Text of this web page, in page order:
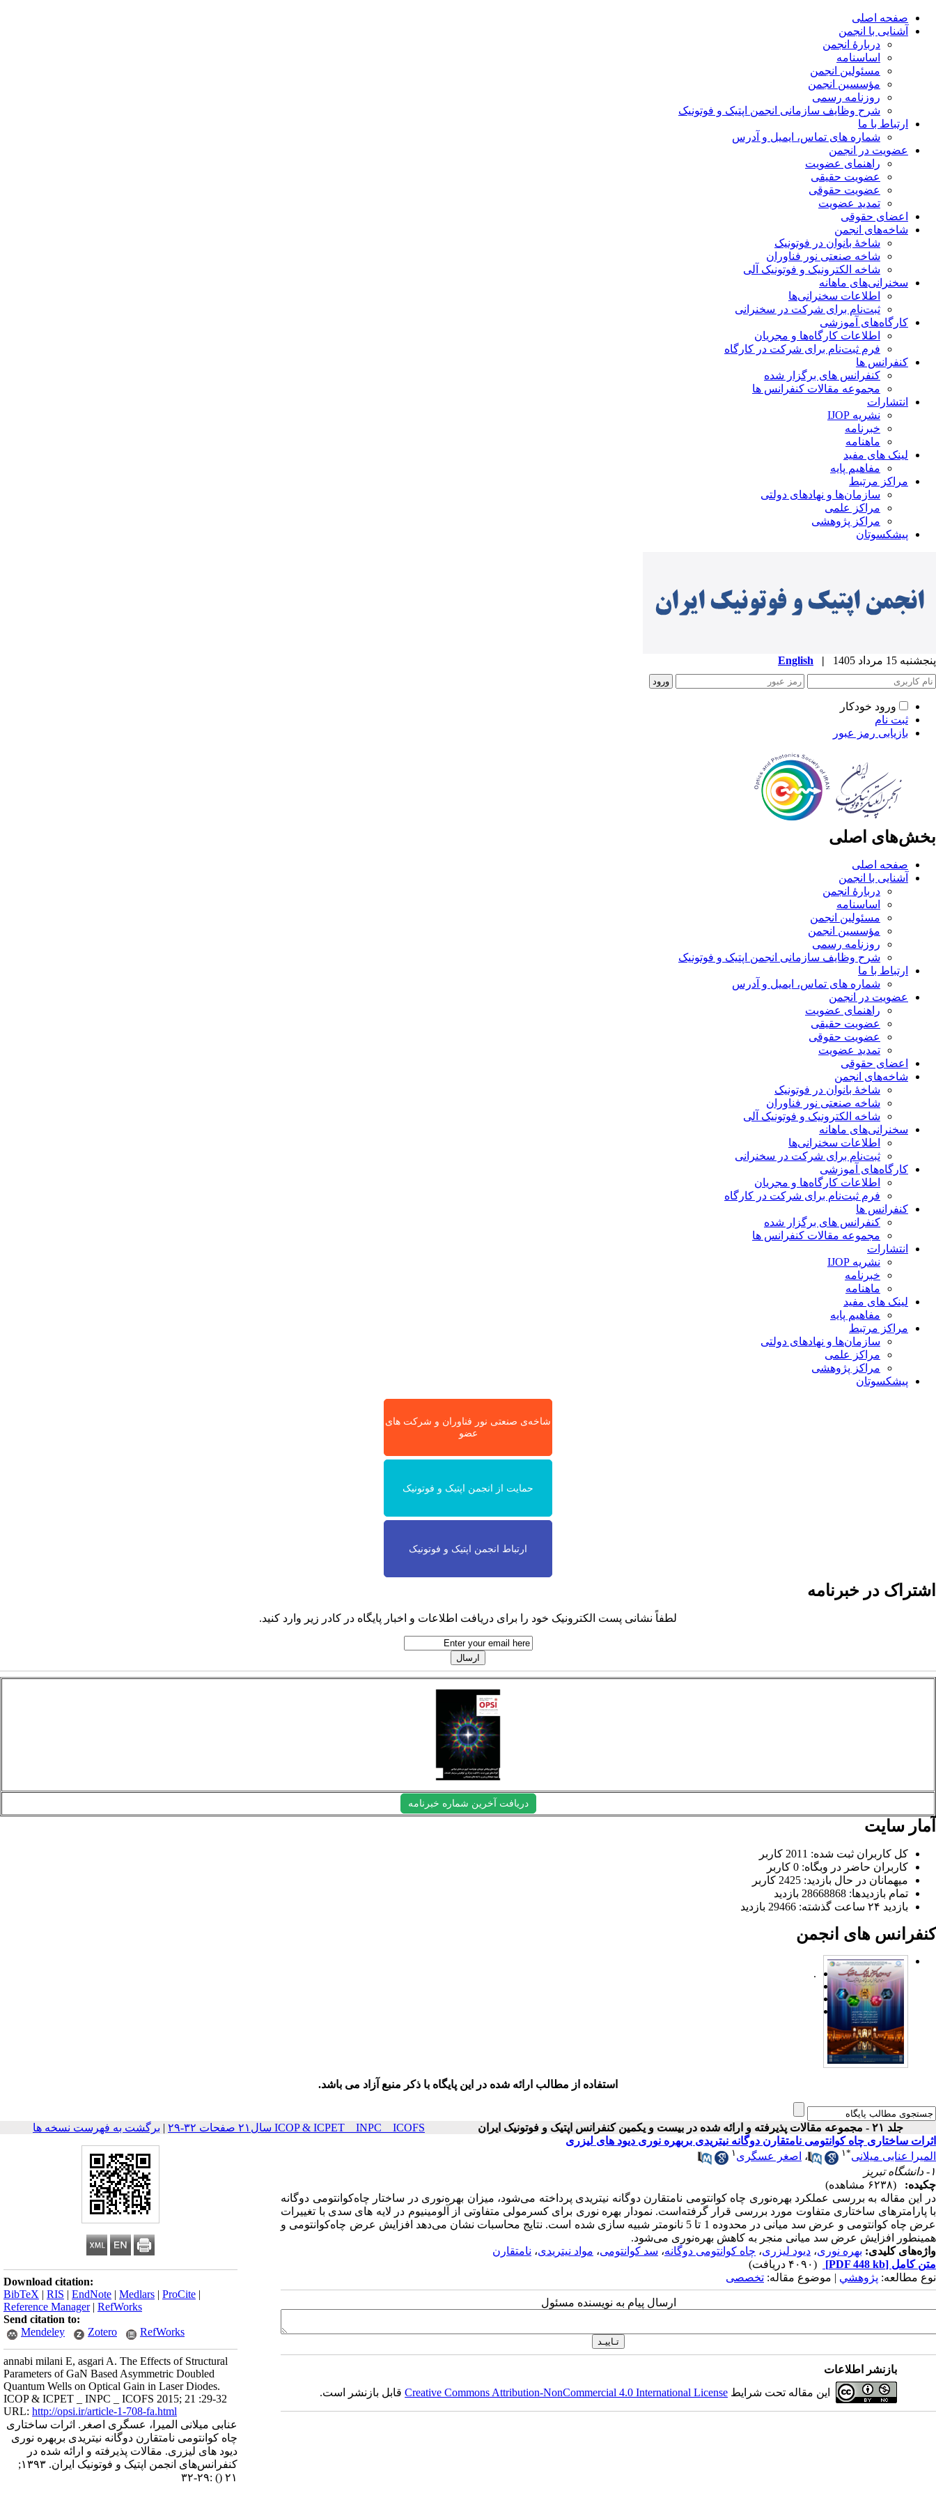
صفحه اصلی
آشنایی با انجمن
دربارۀ انجمن
اساسنامه
مسئولین انجمن
مؤسسین انجمن
روزنامه رسمی
شرح وظایف سازمانی انجمن اپتیک و فوتونیک
ارتباط با ما
شماره های تماس، ایمیل و آدرس
عضویت در انجمن
راهنمای عضویت
عضویت حقیقی
عضویت حقوقی
تمدید عضویت
اعضای حقوقی
شاخه‌های انجمن
شاخۀ بانوان در فوتونیک
شاخه صنعتی نور فناوران
شاخه‌ الکترونیک و فوتونیک آلی
سخنرانی‌های ماهانه
اطلاعات سخنرانی‌‌ها
ثبت‌نام برای شرکت در سخنرانی
کارگاه‌های آموزشی
اطلاعات کارگاه‌ها و مجریان
فرم ثبت‌نام برای شرکت در کارگاه
کنفرانس ها
کنفرانس های برگزار شده
مجموعه مقالات کنفرانس ها
انتشارات
نشریه IJOP
خبرنامه
ماهنامه
لینک های مفید
مفاهیم پایه
مراکز مرتبط
سازمان‌ها و نهادهای دولتی
مراکز علمی
مراکز پژوهشی
پیشکسوتان
پنجشنبه 15 مرداد 1405 |
English
ورود خودکار
ثبت نام
بازیابی رمز عبور
بخش‌های اصلی
صفحه اصلی
آشنایی با انجمن
دربارۀ انجمن
اساسنامه
مسئولین انجمن
مؤسسین انجمن
روزنامه رسمی
شرح وظایف سازمانی انجمن اپتیک و فوتونیک
ارتباط با ما
شماره های تماس، ایمیل و آدرس
عضویت در انجمن
راهنمای عضویت
عضویت حقیقی
عضویت حقوقی
تمدید عضویت
اعضای حقوقی
شاخه‌های انجمن
شاخۀ بانوان در فوتونیک
شاخه صنعتی نور فناوران
شاخه‌ الکترونیک و فوتونیک آلی
سخنرانی‌های ماهانه
اطلاعات سخنرانی‌‌ها
ثبت‌نام برای شرکت در سخنرانی
کارگاه‌های آموزشی
اطلاعات کارگاه‌ها و مجریان
فرم ثبت‌نام برای شرکت در کارگاه
کنفرانس ها
کنفرانس های برگزار شده
مجموعه مقالات کنفرانس ها
انتشارات
نشریه IJOP
خبرنامه
ماهنامه
لینک های مفید
مفاهیم پایه
مراکز مرتبط
سازمان‌ها و نهادهای دولتی
مراکز علمی
مراکز پژوهشی
پیشکسوتان
شاخه‌ی صنعتی نور فناوران و شرکت های
عضو
حمایت از انجمن اپتیک و فوتونیک
ارتباط انجمن اپتیک و فوتونیک
اشتراک در خبرنامه
لطفاً نشانی پست الکترونیک خود را برای دریافت اطلاعات و اخبار پایگاه در کادر زیر وارد کنید.
دریافت آخرین شماره خبرنامه
آمار سایت
کل کاربران ثبت شده: 2011 کاربر
کاربران حاضر در وبگاه: 0 کاربر
میهمانان در حال بازدید: 2425 کاربر
تمام بازدید‌ها: 28668868 بازدید
بازدید ۲۴ ساعت گذشته: 29466 بازدید
کنفرانس های انجمن
.
استفاده از مطالب ارائه شده در این پایگاه با ذکر منبع آزاد می باشد.
جلد ۲۱ - مجموعه مقالات پذیرفته و ارائه شده در بیست و یکمین کنفرانس اپتیک و فوتونیک ایران ICOP & ICPET _ INPC _ ICOFS سال۲۱ صفحات ۳۲-۲۹ | برگشت به فهرست نسخه ها
Download citation:
BibTeX | RIS | EndNote | Medlars | ProCite |
Reference Manager| RefWorks
Send citation to:
Mendeley
Zotero RefWorks
annabi milani E, asgari A. The Effects of Structural
Parameters of GaN Based Asymmetric Doubled
Quantum Wells on Optical Gain in Laser Diodes.
ICOP & ICPET _ INPC _ ICOFS 2015; 21 :29-32
URL: http://opsi.ir/article-1-708-fa.html
عنابی میلانی المیرا، عسگری اصغر. اثرات ساختاری
چاه کوانتومی نامتقارن دوگانه نیتریدی بربهره نوری
دیود های لیزری. مقالات پذیرفته و ارائه شده در
کنفرانس‌های انجمن اپتیک و فوتونیک ایران. ۱۳۹۳;
۲۱ () :۲۹-۳۲
اثرات ساختاری چاه کوانتومی نامتقارن دوگانه نیتریدی بربهره نوری دیود های لیزری
المیرا عنابی میلانی*۱ ، اصغر عسگری ۱
۱- دانشگاه تبریز
چکیده:
(۶۲۳۸ مشاهده)
در این مقاله به بررسی عملکرد بهره‌نوری چاه کوانتومی نامتقارن دوگانه نیتریدی پرداخته می‌شود، میزان بهره‌نوری در ساختار ‌چاه‌کوانتومی دو‌گانه
با پارامترهای ساختاری متفاوت مورد بررسی قرار گرفته‌است. نمودار بهره نوری برای کسرمولی متفاوتی از آلومینیوم در لایه های سدی با تغییرات
عرض چاه کوانتومی و عرض سد میانی در محدوده 1 تا 5 نانومتر شبیه سازی شده است. نتایج محاسبات نشان می‌دهد افزایش عرض چاه‌کوانتومی و
همینطور افزایش عرض سد میانی منجر به کاهش بهره‌نوری می‌شود.
واژه‌های کلیدی: بهره نوری، دیود لیزری، چاه کوانتومی دوگانه، سد کوانتومی، مواد نیتریدی، نامتقارن
متن کامل [PDF 448 kb]
(۴۰۹۰ دریافت)
نوع مطالعه: پژوهشي | موضوع مقاله: تخصصی
ارسال پیام به نویسنده مسئول
بازنشر اطلاعات
این مقاله تحت شرایط Creative Commons Attribution-NonCommercial 4.0 International Licenseقابل بازنشر است.